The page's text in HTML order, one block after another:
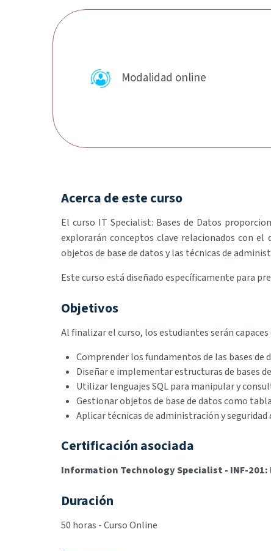
Modalidad online
Acerca de este curso
El curso IT Specialist: Bases de Datos
explorarán conceptos clave relacionados con
objetos de base de datos y las técnicas de
Este curso está diseñado específicamente para
Objetivos
Al finalizar el curso, los estudiantes serán capaces
Comprender los fundamentos de las bases
Diseñar e implementar estructuras de bases
Utilizar lenguajes SQL para manipular y
Gestionar objetos de base de datos como
Aplicar técnicas de administración y seguridad
Certificación asociada
Information Technology Specialist - INF-201:
Duración
50 horas - Curso Online